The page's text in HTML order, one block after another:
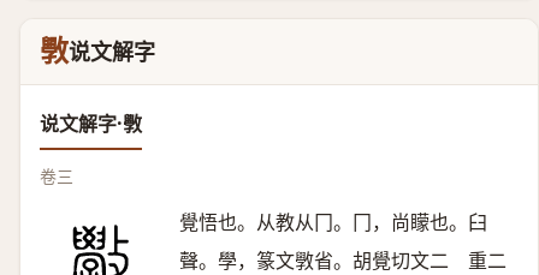
斆说文解字
说文解字·斆
卷三
覺悟也。从教从冂。冂，尚矇也。臼
聲。學，篆文斆省。胡覺切文二 重二